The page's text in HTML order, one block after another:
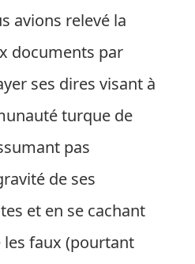
avions relevé la
documents par
ses dires visant à
turque de
pas
de ses
et en se cachant
faux (pourtant